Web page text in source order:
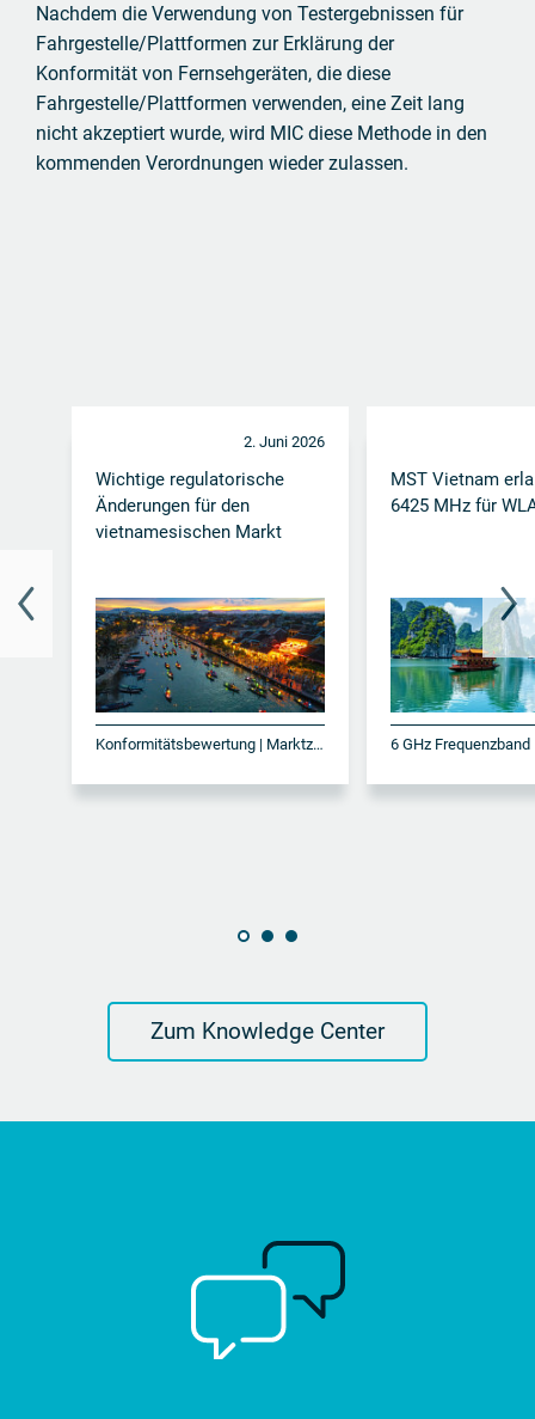
Nachdem die Verwendung von Testergebnissen für
Fahrgestelle/Plattformen zur Erklärung der
Konformität von Fernsehgeräten, die diese
Fahrgestelle/Plattformen verwenden, eine Zeit lang
nicht akzeptiert wurde, wird MIC diese Methode in den
kommenden Verordnungen wieder zulassen.
2. Juni 2026
Wichtige regulatorische
Änderungen für den
vietnamesischen Markt
Konformitätsbewertung | Marktzulassung | MST | Vietnam
MST Vietnam
6425 MHz für
Zum Knowledge Center